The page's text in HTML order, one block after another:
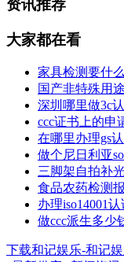
资讯推荐
大家都在看
家具检测要什
国产非特殊用
深圳哪里做3c
ccc证书上的申
在哪里办理gs
做个尼日利亚
三脚架自拍补
食品农药检测
办理iso14001
做ccc派生多少
下载和记娱乐-和记